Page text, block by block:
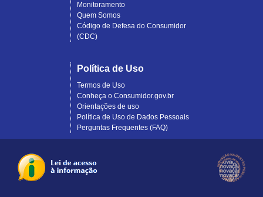
Monitoramento
Quem Somos
Código de Defesa do Consumidor
(CDC)
Política de Uso
Termos de Uso
Conheça o Consumidor.gov.br
Orientações de uso
Política de Uso de Dados Pessoais
Perguntas Frequentes (FAQ)